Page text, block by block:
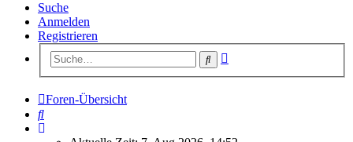
Suche
Anmelden
Registrieren
Suche
Foren-Übersicht
Suche